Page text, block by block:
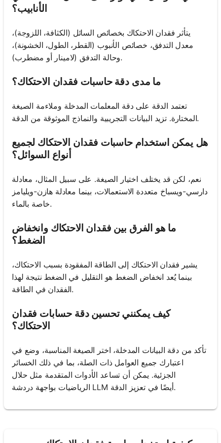
الأنابيب؟
يتأثر فقدان الاحتكاك بخصائص السائل (الكثافة، اللزوجة)،
معدل التدفق، خصائص الأنبوب (القطر، الطول، الخشونة)،
وحالة التدفق (لامينار أو مضطرب).
ما مدى دقة حاسبات فقدان الاحتكاك؟
تعتمد الدقة على دقة المعلمات المدخلة وملاءمة الصيغة
المختارة. تزيد البيانات التجريبية والنماذج الموثوقة من الدقة.
هل يمكن استخدام حاسبات فقدان الاحتكاك لجميع
أنواع السوائل؟
نعم، لكن قد يختلف اختيار الصيغة. على سبيل المثال، معادلة
دارسي-ويسباخ متعددة الاستعمالات، بينما معادلة هازن-ويليامز
خاصة بالماء.
ما هو الفرق بين فقدان الاحتكاك وانخفاض
الضغط؟
يشير فقدان الاحتكاك إلى الطاقة المفقودة بسبب الاحتكاك،
بينما يُعد انخفاض الضغط هو التقليل في الضغط نتيجة لهذا
الفقدان في الطاقة.
كيف يمكنني تحسين دقة حسابات فقدان
الاحتكاك؟
تأكد من دقة البيانات المدخلة، اختر الصيغة المناسبة، وضع في
اعتبارك جميع العوامل ذات الصلة، بما في ذلك الخسائر
الجزئية. يمكن أن تساعد الأدوات المتقدمة مثل حلال
الرياضيات بواجهة دردشة LLM أيضًا في تعزيز الدقة.